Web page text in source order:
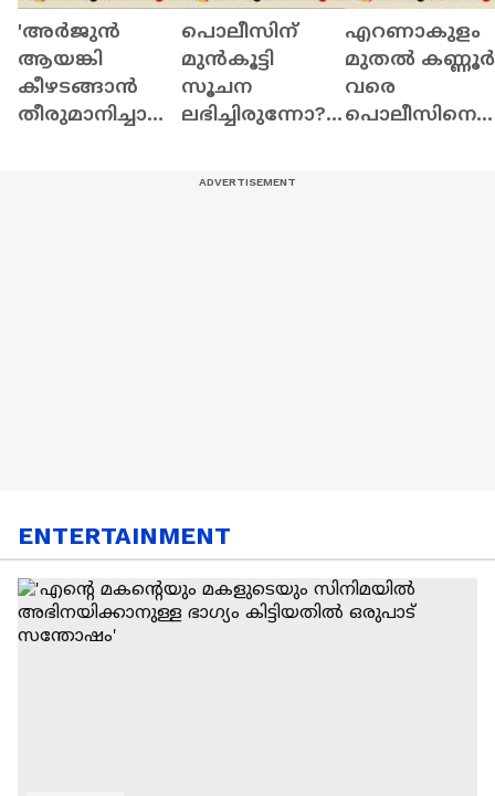
'അർജുൻ
ആയങ്കി
കീഴടങ്ങാൻ
തീരുമാനിച്ചാണ്
പൊലീസിന്
മുൻകൂട്ടി
സൂചന
ലഭിച്ചിരുന്നോ?;
എറണാകുളം
മുതൽ കണ്ണൂർ
വരെ
പൊലീസിനെ
ENTERTAINMENT